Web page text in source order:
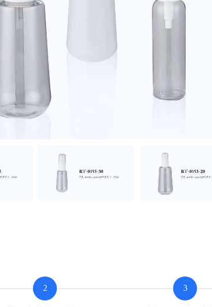
2 3